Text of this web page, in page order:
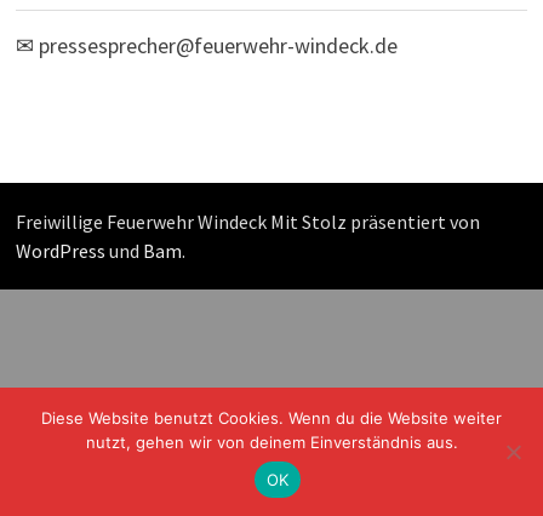
✉ pressesprecher@feuerwehr-windeck.de
Freiwillige Feuerwehr Windeck Mit Stolz präsentiert von
WordPress und Bam.
Diese Website benutzt Cookies. Wenn du die Website weiter
nutzt, gehen wir von deinem Einverständnis aus.
OK